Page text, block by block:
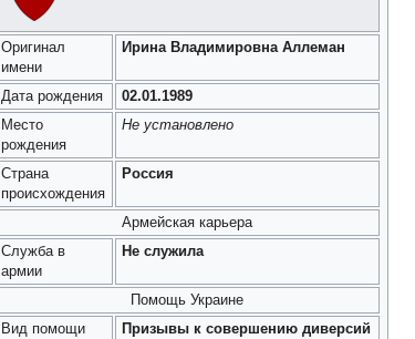
Оригинал
имени
Ирина Владимировна Аллеман
Дата рождения
02.01.1989
Место
рождения
Не установлено
Страна
происхождения
Россия
Армейская карьера
Служба в
армии
Не служила
Помощь Украине
Вид помощи
Призывы к совершению диверсий